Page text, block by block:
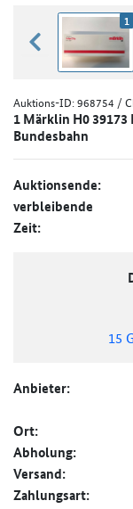
zurück blättern
1
Auktions-ID:968754 /
1 Märklin H0 39173
Bundesbahn
Auktionsende:
verbleibende
Zeit:
15
Anbieter:
Ort:
Abholung:
Versand:
Zahlungsart: